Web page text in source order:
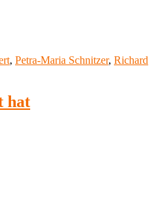
, Petra-Maria Schnitzer, Richard
hat